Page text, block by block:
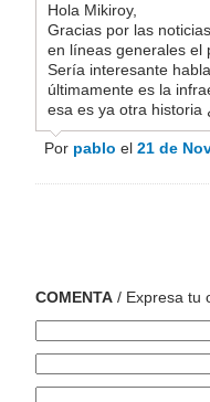
Hola Mikiroy,
Gracias por las
en líneas generales el
Sería interesante
últimamente es la
esa es ya otra historia
Por pablo el 21 de
COMENTA / Expresa tu